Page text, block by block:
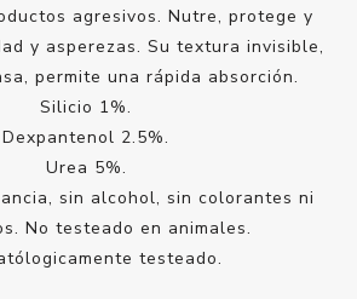
agresivos. Nutre, protege y
y asperezas. Su textura invisible,
permite una rápida absorción.
Silicio 1%.
Dexpantenol 2.5%.
Urea 5%.
sin alcohol, sin colorantes ni
No testeado en animales.
testeado.